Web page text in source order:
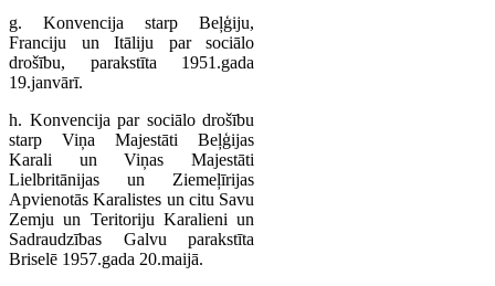
g. Konvencija starp Beļģiju,
Franciju un Itāliju par sociālo
drošību, parakstīta 1951.gada
19.janvārī.
h. Konvencija par sociālo drošību
starp Viņa Majestāti Beļģijas
Karali un Viņas Majestāti
Lielbritānijas un Ziemeļīrijas
Apvienotās Karalistes un citu Savu
Zemju un Teritoriju Karalieni un
Sadraudzības Galvu parakstīta
Briselē 1957.gada 20.maijā.